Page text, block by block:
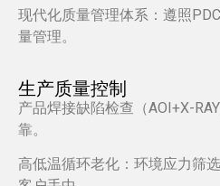
现代化质量管理体系：遵照
量管理。
生产质量控制
产品焊接缺陷检查（AOI+X-
靠。
高低温循环老化：环境应力筛